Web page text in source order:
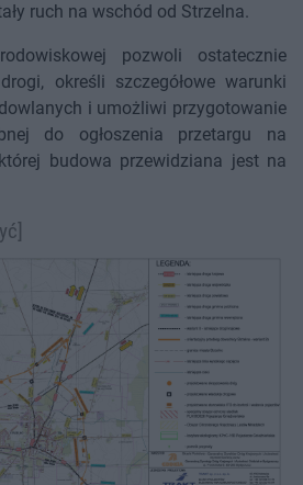
ruch na wschód od Strzelna.
pozwoli ostatecznie
określi szczegółowe warunki
i umożliwi przygotowanie
do ogłoszenia przetargu na
budowa przewidziana jest na